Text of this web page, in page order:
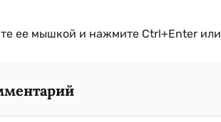
ее мышкой и нажмите Ctrl+Enter или